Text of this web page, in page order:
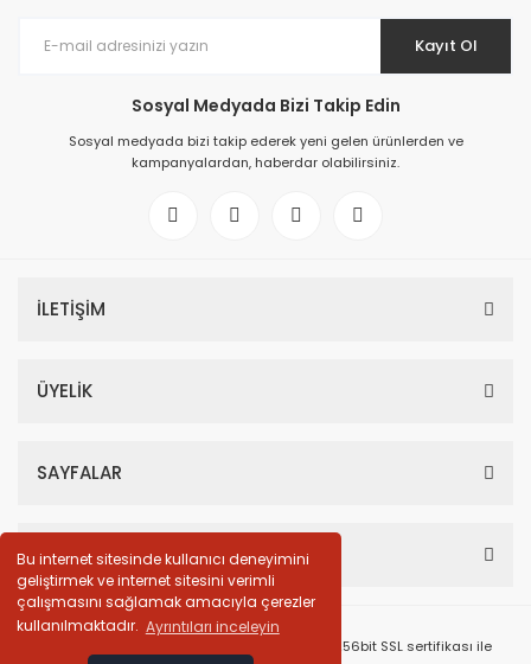
Bu internet sitesinde kullanıcı deneyimini
geliştirmek ve internet sitesini verimli
çalışmasını sağlamak amacıyla çerezler
kullanılmaktadır. Ayrıntıları inceleyin
Kayıt Ol
Sosyal Medyada Bizi Takip Edin
Sosyal medyada bizi takip ederek yeni gelen ürünlerden ve
kampanyalardan, haberdar olabilirsiniz.
İLETİŞİM
ÜYELİK
SAYFALAR
HESABIM
© Tüm Hakları Saklıdır. Kredi kartı bilgileriniz 256bit SSL sertifikası ile